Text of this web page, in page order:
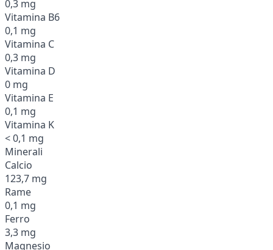
0,3 mg
Vitamina B6
0,1 mg
Vitamina C
0,3 mg
Vitamina D
0 mg
Vitamina E
0,1 mg
Vitamina K
< 0,1 mg
Minerali
Calcio
123,7 mg
Rame
0,1 mg
Ferro
3,3 mg
Magnesio